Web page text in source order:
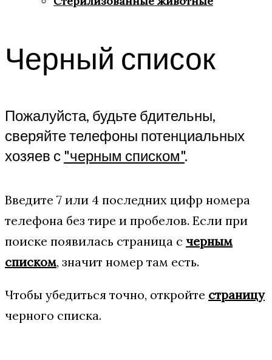
Черный список
Пожалуйста, будьте бдительны,
сверяйте телефоны потенциальных
хозяев с "черным списком".
Введите 7 или 4 последних цифр номера
телефона без тире и пробелов. Если при
поиске появилась страница с черным
списком, значит номер там есть.
Чтобы убедиться точно, откройте страницу
черного списка.